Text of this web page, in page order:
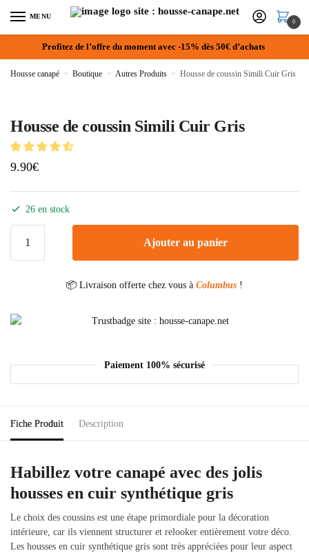
MENU
0
Profitez de l’offre du moment avec -15% dès 50€ d’achats
Housse canapé » Boutique » Autres Produits » Housse de coussin Simili Cuir Gris
Housse de coussin Simili Cuir Gris
9.90€
26 en stock
Ajouter au panier
📦 Livraison offerte chez vous à Columbus !
Paiement 100% sécurisé
Fiche Produit Description
Habillez votre canapé avec des jolis
housses en cuir synthétique gris
Le choix des coussins est une étape primordiale pour la décoration
intérieure, car ils viennent structurer et relooker entièrement votre déco.
Les housses en cuir synthétique gris sont très appréciées pour leur aspect